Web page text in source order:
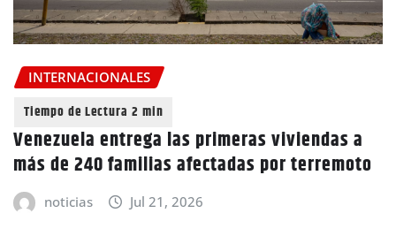
INTERNACIONALES
Venezuela entrega las primeras viviendas a
más de 240 familias afectadas por terremoto
noticias Jul 21, 2026